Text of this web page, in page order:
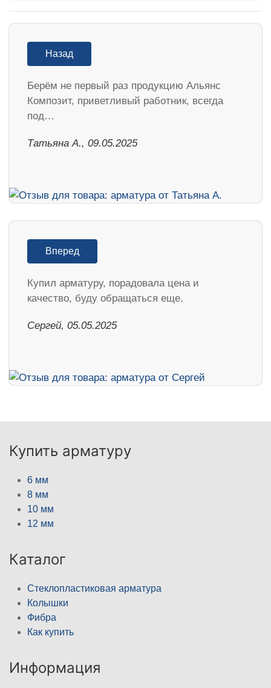
Назад
Берём не первый раз продукцию Альянс
Композит, приветливый работник, всегда
под…
Татьяна А., 09.05.2025
Вперед
Купил арматуру, порадовала цена и
качество, буду обращаться еще.
Сергей, 05.05.2025
Купить арматуру
6 мм
8 мм
10 мм
12 мм
Каталог
Стеклопластиковая арматура
Колышки
Фибра
Как купить
Информация